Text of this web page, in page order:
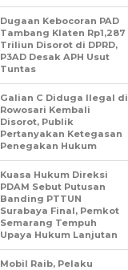
Dugaan Kebocoran PAD
Tambang Klaten Rp1,287
Triliun Disorot di DPRD,
P3AD Desak APH Usut
Tuntas
Galian C Diduga Ilegal di
Rowosari Kembali
Disorot, Publik
Pertanyakan Ketegasan
Penegakan Hukum
Kuasa Hukum Direksi
PDAM Sebut Putusan
Banding PTTUN
Surabaya Final, Pemkot
Semarang Tempuh
Upaya Hukum Lanjutan
Mobil Raib, Pelaku